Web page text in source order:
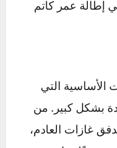
من الأنواع
مراعاة الملائمة
استشارة مختص
خاصةً إذا كنت
الضوضاء وزيادة